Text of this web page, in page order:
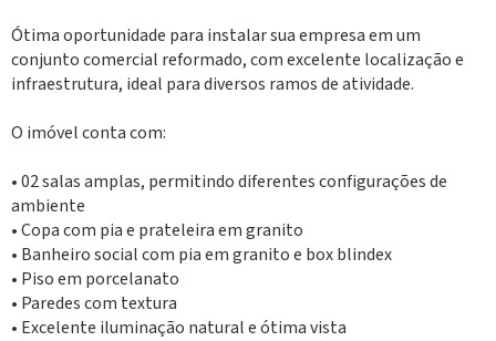
Ótima oportunidade para instalar sua empresa em um
conjunto comercial reformado, com excelente localização e
infraestrutura, ideal para diversos ramos de atividade.
O imóvel conta com:
• 02 salas amplas, permitindo diferentes configurações de
ambiente
• Copa com pia e prateleira em granito
• Banheiro social com pia em granito e box blindex
• Piso em porcelanato
• Paredes com textura
• Excelente iluminação natural e ótima vista